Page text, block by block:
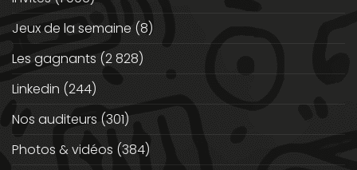
Jeux de la semaine (8)
Les gagnants (2 828)
Linkedin (244)
Nos auditeurs (301)
Photos & vidéos (384)